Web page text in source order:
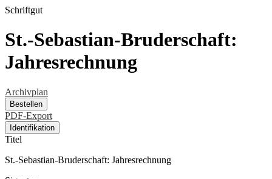
Schriftgut
St.-Sebastian-Bruderschaft:
Jahresrechnung
Archivplan
Bestellen
PDF-Export
Identifikation
Titel
St.-Sebastian-Bruderschaft: Jahresrechnung